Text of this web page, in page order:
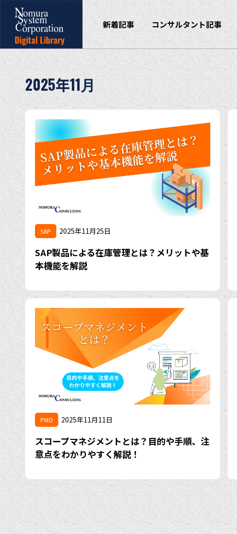
新着記事 コンサルタント記事
2025年11月
SAP 2025年11月25日
SAP製品による在庫管理とは？メリットや基
本機能を解説
PMO 2025年11月11日
スコープマネジメントとは？目的や手順、注
意点をわかりやすく解説！